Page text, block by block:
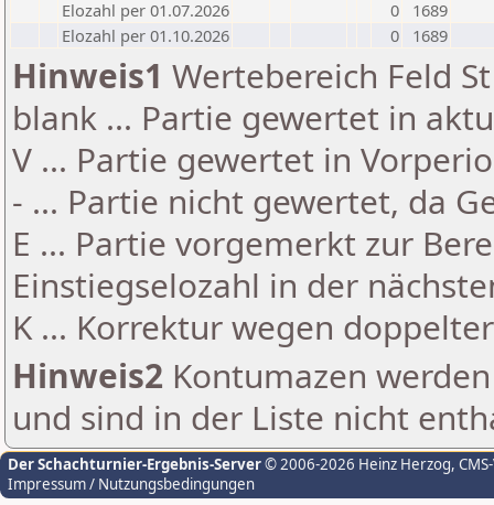
Elozahl per 01.07.2026
0
1689
Elozahl per 01.10.2026
0 1689
Hinweis1 Wertebereich Feld
blank ... Partie gewertet in
V ... Partie gewertet in
- ... Partie nicht gewertet, da
E ... Partie vorgemerkt zur
Einstiegselozahl in der
K ... Korrektur wegen
Hinweis2 Kontumazen
und sind in der Liste nicht
Der Schachturnier-Ergebnis-Server© 2006-2026 Heinz Herzog,
Impressum / Nutzungsbedingungen